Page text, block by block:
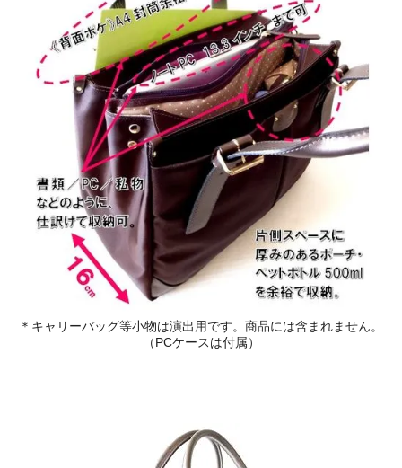
＊キャリーバッグ等小物は演出用です。商品には含まれません。
（PCケースは付属）